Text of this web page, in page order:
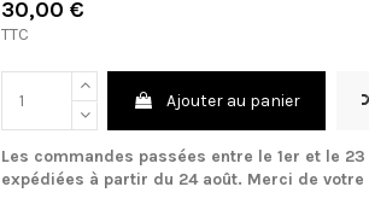
30,00 €
TTC
Ajouter au panier
Les commandes passées entre le 1er et le
expédiées à partir du 24 août. Merci de votre